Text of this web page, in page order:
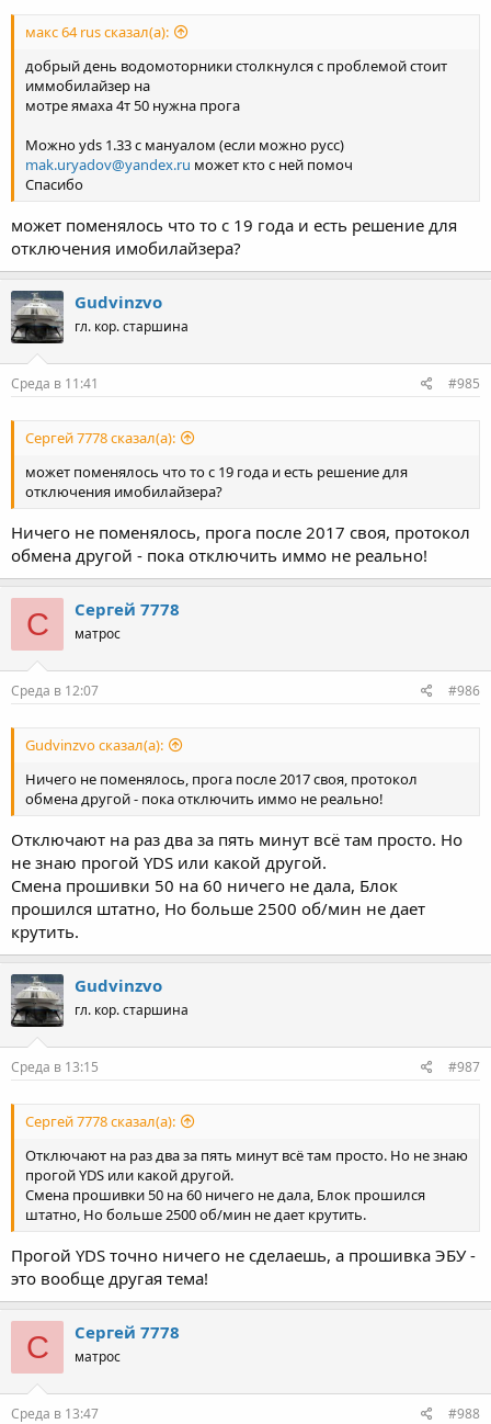
макс 64 rus сказал(а):
добрый день водомоторники столкнулся с проблемой стоит
иммобилайзер на
мотре ямаха 4т 50 нужна прога
Можно yds 1.33 c мануалом (если можно русс)
mak.uryadov@yandex.ru может кто с ней помоч
Спасибо
может поменялось что то с 19 года и есть решение для
отключения имобилайзера?
Gudvinzvo
гл. кор. старшина
Среда в 11:41 #985
Сергей 7778 сказал(а):
может поменялось что то с 19 года и есть решение для
отключения имобилайзера?
Ничего не поменялось, прога после 2017 своя, протокол
обмена другой - пока отключить иммо не реально!
С Сергей 7778
матрос
Среда в 12:07 #986
Gudvinzvo сказал(а):
Ничего не поменялось, прога после 2017 своя, протокол
обмена другой - пока отключить иммо не реально!
Отключают на раз два за пять минут всё там просто. Но
не знаю прогой YDS или какой другой.
Смена прошивки 50 на 60 ничего не дала, Блок
прошился штатно, Но больше 2500 об/мин не дает
крутить.
Gudvinzvo
гл. кор. старшина
Среда в 13:15 #987
Сергей 7778 сказал(а):
Отключают на раз два за пять минут всё там просто. Но не знаю
прогой YDS или какой другой.
Смена прошивки 50 на 60 ничего не дала, Блок прошился
штатно, Но больше 2500 об/мин не дает крутить.
Прогой YDS точно ничего не сделаешь, а прошивка ЭБУ -
это вообще другая тема!
С Сергей 7778
матрос
Среда в 13:47 #988